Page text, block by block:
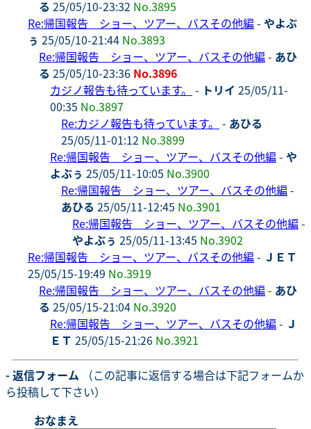
る 25/05/10-23:32 No.3895
Re:帰国報告 ショー、ツアー、バスその他編 - やよぶ
ぅ 25/05/10-21:44 No.3893
Re:帰国報告 ショー、ツアー、バスその他編 - あひ
る 25/05/10-23:36 No.3896
カジノ報告も待っています。 - トリイ 25/05/11-
00:35 No.3897
Re:カジノ報告も待っています。 - あひる
25/05/11-01:12 No.3899
Re:帰国報告 ショー、ツアー、バスその他編 - や
よぶぅ 25/05/11-10:05 No.3900
Re:帰国報告 ショー、ツアー、バスその他編 -
あひる 25/05/11-12:45 No.3901
Re:帰国報告 ショー、ツアー、バスその他編 -
やよぶぅ 25/05/11-13:45 No.3902
Re:帰国報告 ショー、ツアー、バスその他編 - ＪＥＴ
25/05/15-19:49 No.3919
Re:帰国報告 ショー、ツアー、バスその他編 - あひ
る 25/05/15-21:04 No.3920
Re:帰国報告 ショー、ツアー、バスその他編 - Ｊ
ＥＴ 25/05/15-21:26 No.3921
- 返信フォーム （この記事に返信する場合は下記フォームか
ら投稿して下さい）
おなまえ